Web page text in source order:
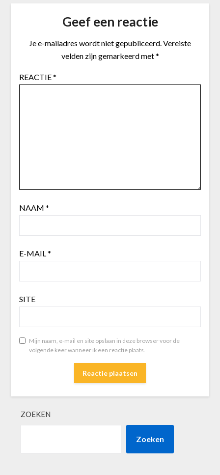
Geef een reactie
Je e-mailadres wordt niet gepubliceerd.Vereiste
velden zijn gemarkeerd met*
REACTIE*
NAAM *
E-MAIL*
SITE
Mijn naam, e-mail en site opslaan in deze browser voor de
volgende keer wanneer ik een reactie plaats.
ZOEKEN
Zoeken